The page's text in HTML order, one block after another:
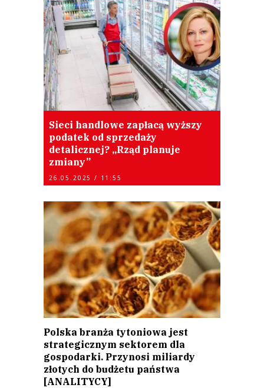
Sieci handlowe zapłacą wyższy
podatek od sprzedaży
detalicznej? „Rząd planuje
zmiany”
26.05.2025 / 11:55
Polska branża tytoniowa jest
strategicznym sektorem dla
gospodarki. Przynosi miliardy
złotych do budżetu państwa
[ANALITYCY]